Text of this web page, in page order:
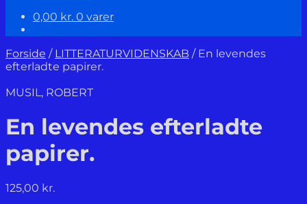
0,00 kr. 0 varer
Forside / LITTERATURVIDENSKAB / En levendes
efterladte papirer.
MUSIL, ROBERT
En levendes efterladte
papirer.
125,00 kr.